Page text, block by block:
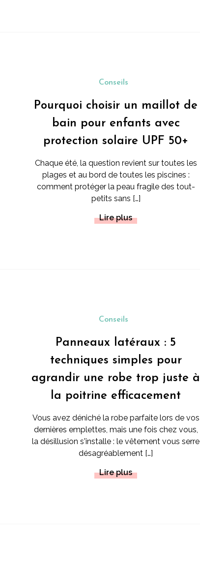
Conseils
Pourquoi choisir un maillot de
bain pour enfants avec
protection solaire UPF 50+
Chaque été, la question revient sur toutes les
plages et au bord de toutes les piscines :
comment protéger la peau fragile des tout-
petits sans […]
Lire plus
Conseils
Panneaux latéraux : 5
techniques simples pour
agrandir une robe trop juste à
la poitrine efficacement
Vous avez déniché la robe parfaite lors de vos
dernières emplettes, mais une fois chez vous,
la désillusion s'installe : le vêtement vous serre
désagréablement […]
Lire plus